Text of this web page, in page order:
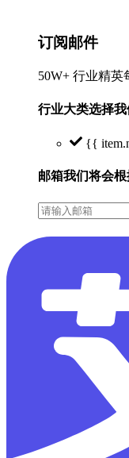
订阅邮件
50W+ 行业精
行业大类选择我
{{
邮箱我们将会根